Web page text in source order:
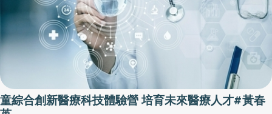
童綜合創新醫療科技體驗營 培育未來醫療人才#黃春